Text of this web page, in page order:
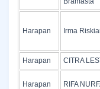
Harapan Irma
Harapan CITRA
Harapan RIFA